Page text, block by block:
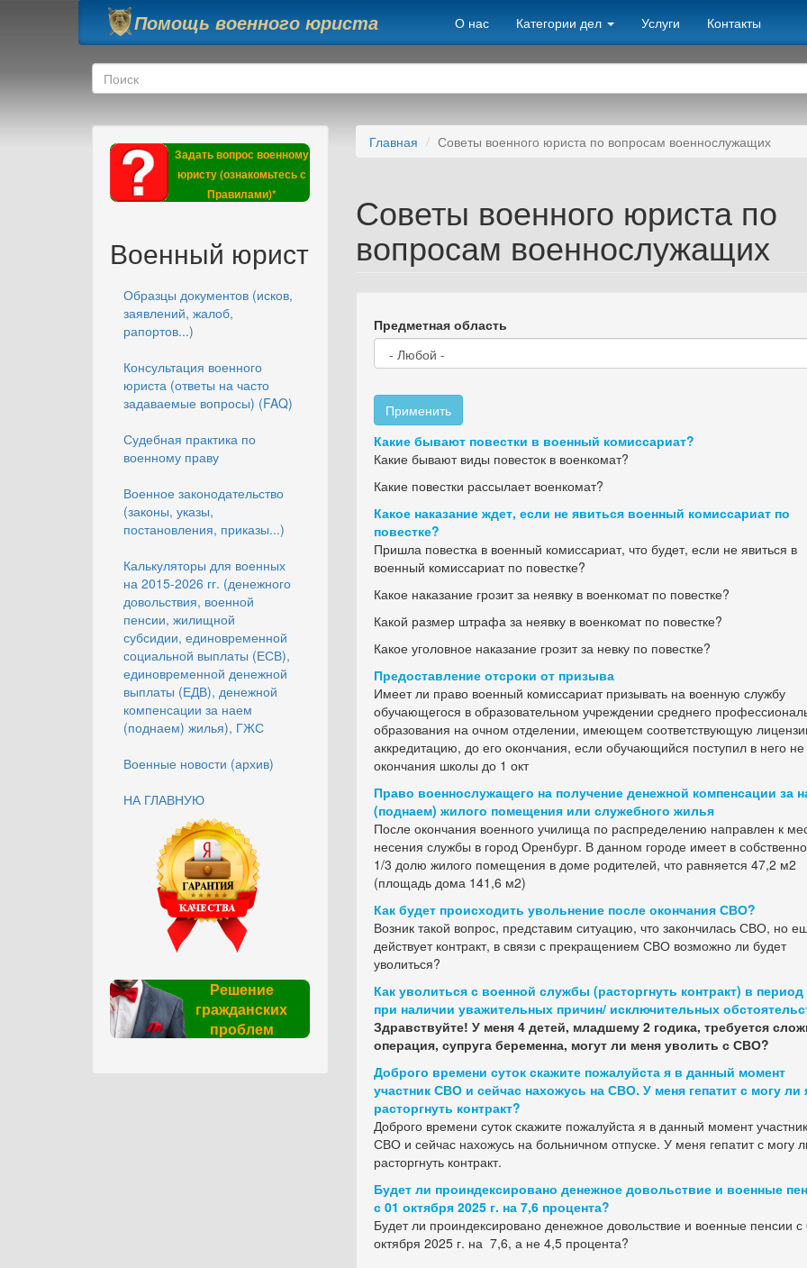
Перейти к основному содержанию
Помощь военного юриста О нас Категории дел Услуги Контакты
Форма поиска
Поиск
Задать вопрос военному
юристу (ознакомьтесь с
Правилами)*
Военный юрист
Образцы документов (исков,
заявлений, жалоб,
рапортов...)
Консультация военного
юриста (ответы на часто
задаваемые вопросы) (FAQ)
Судебная практика по
военному праву
Военное законодательство
(законы, указы,
постановления, приказы...)
Калькуляторы для военных
на 2015-2026 гг. (денежного
довольствия, военной
пенсии, жилищной
субсидии, единовременной
социальной выплаты (ЕСВ),
единовременной денежной
выплаты (ЕДВ), денежной
компенсации за наем
(поднаем) жилья), ГЖС
Военные новости (архив)
НА ГЛАВНУЮ
Решение
гражданских
проблем
Главная Советы военного юриста по вопросам военнослужащих
Советы военного юриста по
вопросам военнослужащих
Предметная область
Применить
Какие бывают повестки в военный комиссариат?
Какие бывают виды повесток в военкомат?
Какие повестки рассылает военкомат?
Какое наказание ждет, если не явиться военный комиссариат по
повестке?
Пришла повестка в военный комиссариат, что будет, если не явиться в
военный комиссариат по повестке?
Какое наказание грозит за неявку в военкомат по повестке?
Какой размер штрафа за неявку в военкомат по повестке?
Какое уголовное наказание грозит за невку по повестке?
Предоставление отсроки от призыва
Имеет ли право военный комиссариат призывать на военную службу
обучающегося в образовательном учреждении среднего
образования на очном отделении, имеющем соответствующую
аккредитацию, до его окончания, если обучающийся поступил в него не
окончания школы до 1 окт
Право военнослужащего на получение денежной компенсации за
(поднаем) жилого помещения или служебного жилья
После окончания военного училища по распределению направлен к
несения службы в город Оренбург. В данном городе имеет в
1/3 долю жилого помещения в доме родителей, что равняется 47,2 м2
(площадь дома 141,6 м2)
Как будет происходить увольнение после окончания СВО?
Возник такой вопрос, представим ситуацию, что закончилась СВО, но
действует контракт, в связи с прекращением СВО возможно ли будет
уволиться?
Как уволиться с военной службы (расторгнуть контракт) в
при наличии уважительных причин/ исключительных
Здравствуйте! У меня 4 детей, младшему 2 годика, требуется
операция, супруга беременна, могут ли меня уволить с СВО?
Доброго времени суток скажите пожалуйста я в данный момент
участник СВО и сейчас нахожусь на СВО. У меня гепатит с могу ли
расторгнуть контракт?
Доброго времени суток скажите пожалуйста я в данный момент участник
СВО и сейчас нахожусь на больничном отпуске. У меня гепатит с могу
расторгнуть контракт.
Будет ли проиндексировано денежное довольствие и военные
с 01 октября 2025 г. на 7,6 процента?
Будет ли проиндексировано денежное довольствие и военные пенсии с
октября 2025 г. на 7,6, а не 4,5 процента?